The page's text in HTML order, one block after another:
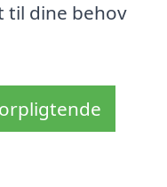
til dine behov